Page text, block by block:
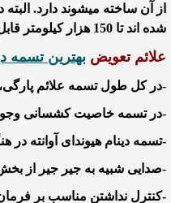
از آن ساخته میشوند دارد. البته
شده اند تا 150 هزار کیلومتر
علائم تعویض بهترین تسمه
-در کل طول تسمه علائم
-در تسمه خاصیت کشسانی
-تسمه دینام هیوندای آوانته
-صدایی شبیه به جیر جیر از
-کنترل نداشتن مناسب بر